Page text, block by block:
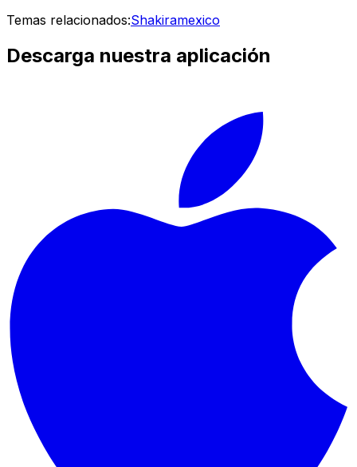
Temas relacionados:Shakiramexico
Descarga nuestra aplicación